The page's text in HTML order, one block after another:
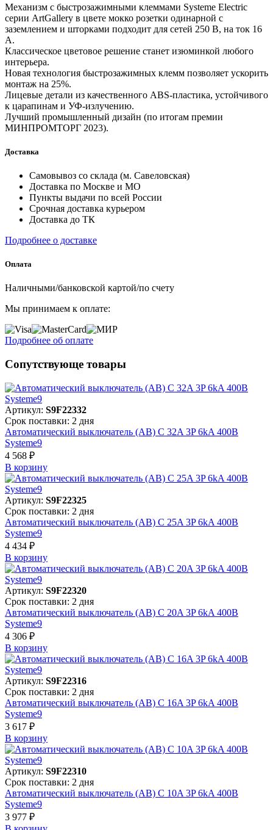
Механизм с быстрозажимными клеммами Systeme Electric
серии ArtGallery в цвете мокко розетки одинарной с
заземлением и шторками подходит для сетей 250 В, на ток 16
А.
Классическое цветовое решение станет изюминкой любого
интерьера.
Новая технология быстрозажимных клемм позволяет ускорить
монтаж на 25%.
Лицевые детали из качественного ABS-пластика, устойчивого
к царапинам и УФ-излучению.
Лучший промышленный дизайн (по итогам премии
МИНПРОМТОРГ 2023).
Доставка
Самовывоз со склада (м. Савеловская)
Доставка по Москве и МО
Пункты выдачи по всей России
Срочная доставка курьером
Доставка до ТК
Подробнее о доставке
Оплата
Наличными/банковской картой/по счету
Мы принимаем к оплате:
Подробнее об оплате
Сопутствующе товары
Артикул: S9F22332
Срок поставки: 2 дня
Автоматический выключатель (АВ) C 32A 3P 6kA 400В
Systeme9
4 568 ₽
В корзинy
Артикул: S9F22325
Срок поставки: 2 дня
Автоматический выключатель (АВ) C 25A 3P 6kA 400В
Systeme9
4 434 ₽
В корзинy
Артикул: S9F22320
Срок поставки: 2 дня
Автоматический выключатель (АВ) C 20A 3P 6kA 400В
Systeme9
4 306 ₽
В корзинy
Артикул: S9F22316
Срок поставки: 2 дня
Автоматический выключатель (АВ) C 16A 3P 6kA 400В
Systeme9
3 617 ₽
В корзинy
Артикул: S9F22310
Срок поставки: 2 дня
Автоматический выключатель (АВ) C 10A 3P 6kA 400В
Systeme9
3 977 ₽